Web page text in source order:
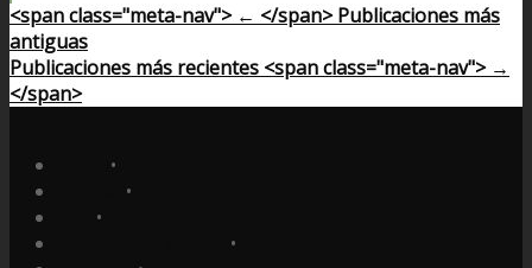
<span class="meta-nav"> ← </span> Publicaciones más
antiguas
Publicaciones más recientes <span class="meta-nav"> →
</span>
•
•
•
•